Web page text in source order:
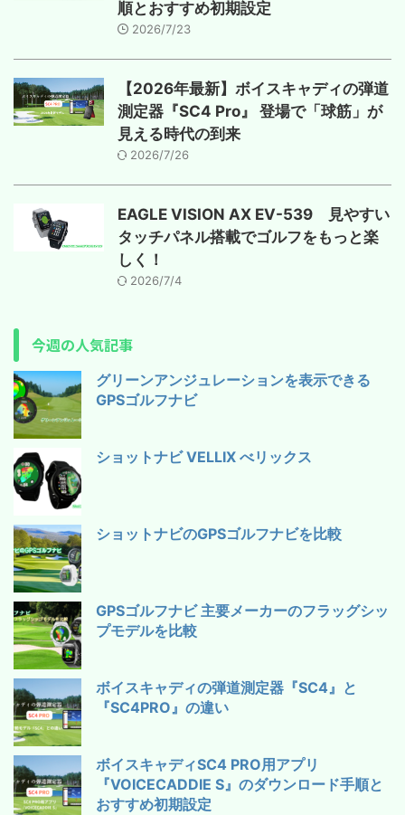
順とおすすめ初期設定
2026/7/23
【2026年最新】ボイスキャディの弾道
測定器『SC4 Pro』 登場で「球筋」が
見える時代の到来
2026/7/26
EAGLE VISION AX EV-539 見やすい
タッチパネル搭載でゴルフをもっと楽
しく！
2026/7/4
今週の人気記事
グリーンアンジュレーションを表示できる
GPSゴルフナビ
ショットナビ VELLIX べリックス
ショットナビのGPSゴルフナビを比較
GPSゴルフナビ 主要メーカーのフラッグシッ
プモデルを比較
ボイスキャディの弾道測定器『SC4』と
『SC4PRO』の違い
ボイスキャディSC4 PRO用アプリ
『VOICECADDIE S』のダウンロード手順と
おすすめ初期設定